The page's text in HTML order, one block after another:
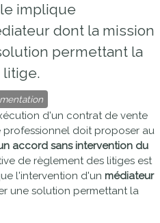
implique
dont la mission
permettant la
litige.
d'un contrat de vente
doit proposer au
accord sans intervention du
de règlement des litiges est
l'intervention d'un médiateur
une solution permettant la